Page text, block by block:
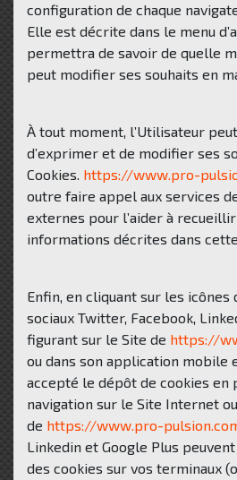
configuration de chaque
Elle est décrite dans le menu
permettra de savoir de quelle
peut modifier ses souhaits en
À tout moment, l’Utilisateur
d’exprimer et de modifier ses
Cookies. https://www.pro-
outre faire appel aux services
externes pour l’aider à
informations décrites dans
Enfin, en cliquant sur les icônes
sociaux Twitter, Facebook,
figurant sur le Site de https://
ou dans son application mobile
accepté le dépôt de cookies en
navigation sur le Site Internet
de https://www.pro-
Linkedin et Google Plus
des cookies sur vos terminaux